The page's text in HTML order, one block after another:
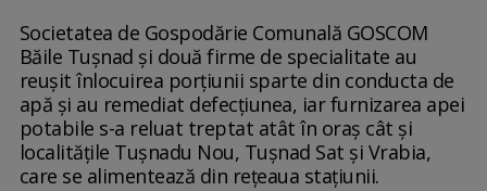
Societatea de Gospodărie Comunală GOSCOM
Băile Tuşnad şi două firme de specialitate au
reuşit înlocuirea porţiunii sparte din conducta de
apă şi au remediat defecţiunea, iar furnizarea apei
potabile s-a reluat treptat atât în oraş cât şi
localităţile Tuşnadu Nou, Tuşnad Sat şi Vrabia,
care se alimentează din reţeaua staţiunii.